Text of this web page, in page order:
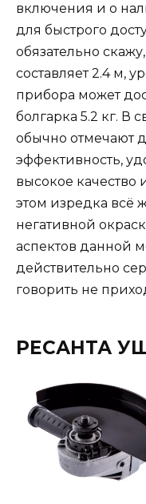
включения и о
для быстрого
обязательно
составляет 2.4 м,
прибора может
болгарка 5.2 кг. В
обычно отмечают
эффективность,
высокое
этом изредка всё
негативной
аспектов данной
действительно
говорить не
РЕСАНТА